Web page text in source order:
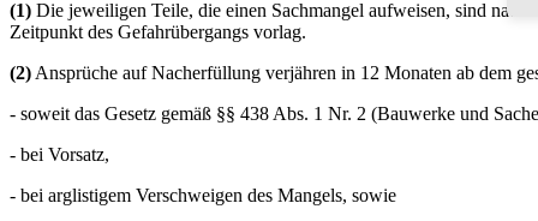
(1) Die jeweiligen Teile, die einen Sachmangel aufweisen, sind
Zeitpunkt des Gefahrübergangs vorlag.
(2) Ansprüche auf Nacherfüllung verjähren in 12 Monaten ab dem
- soweit das Gesetz gemäß §§ 438 Abs. 1 Nr. 2 (Bauwerke und
- bei Vorsatz,
- bei arglistigem Verschweigen des Mangels, sowie